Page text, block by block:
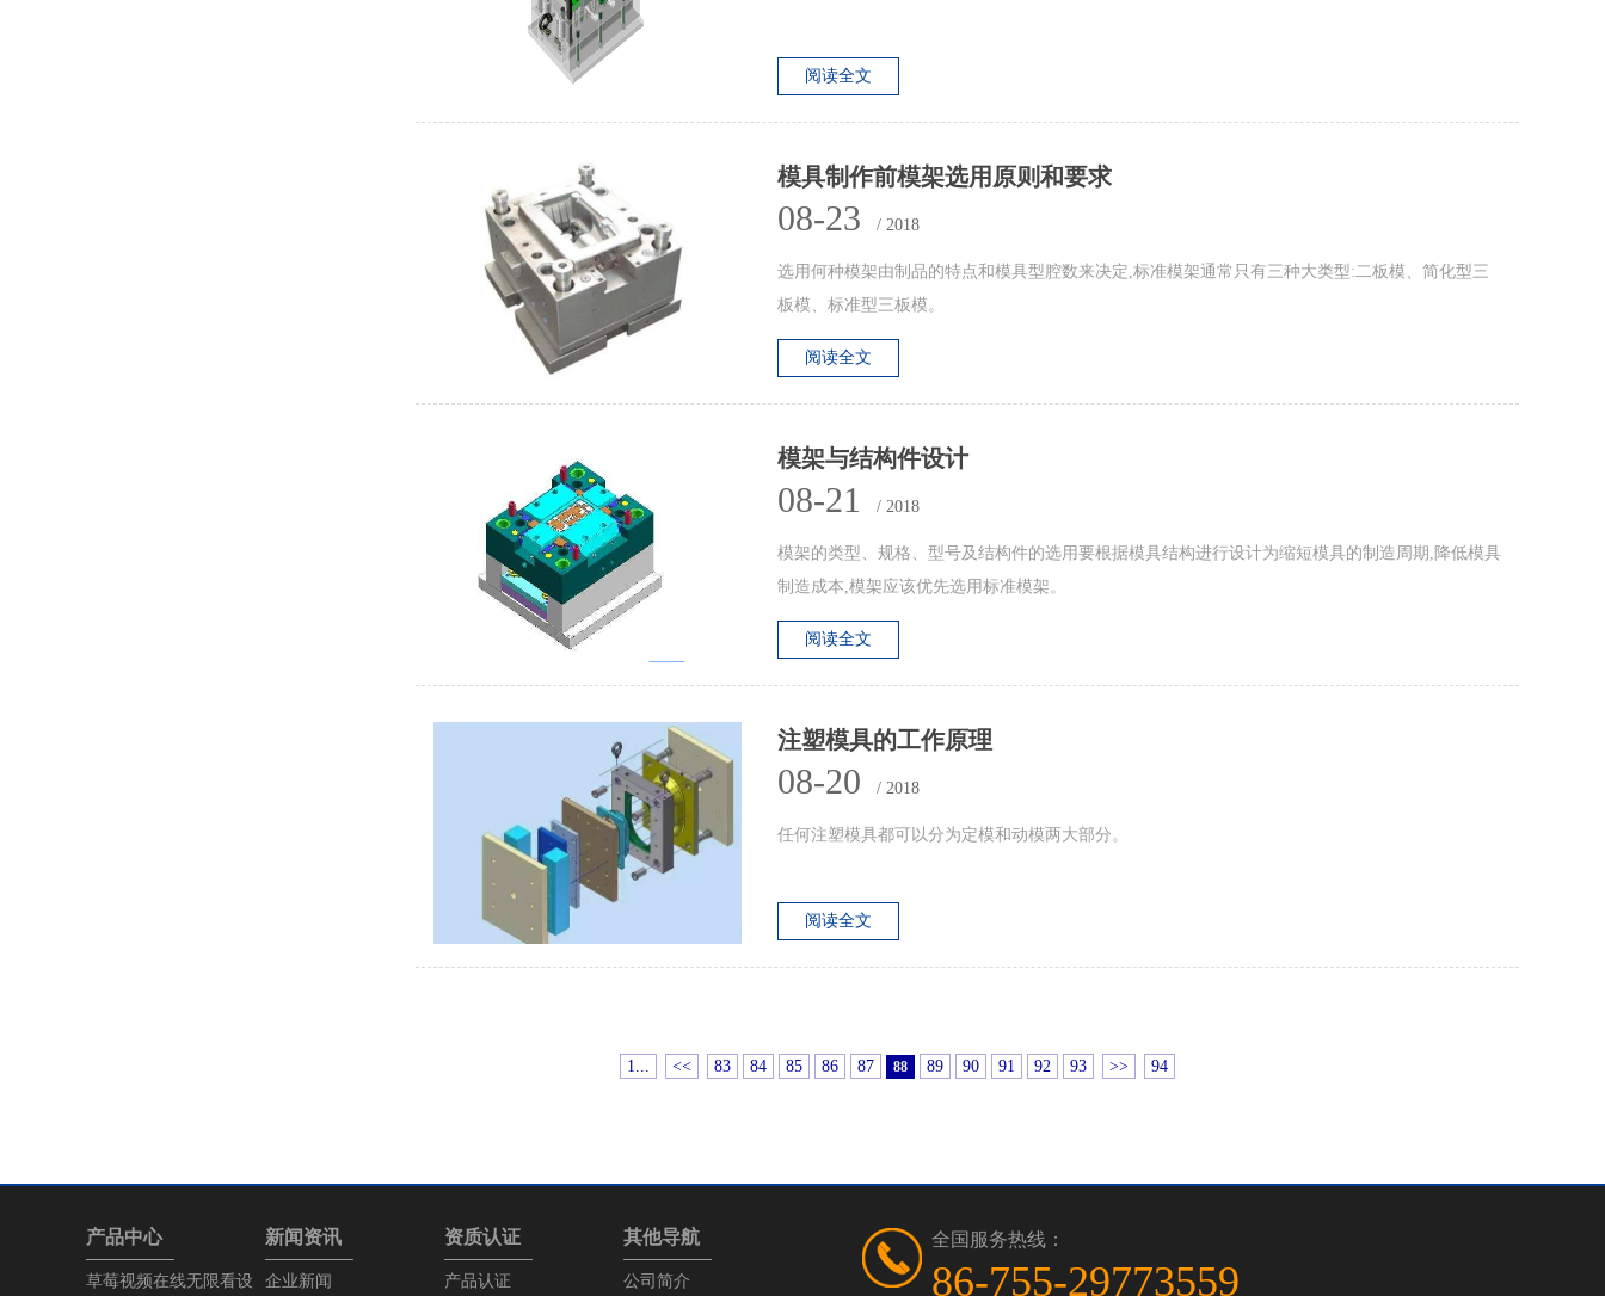
阅读全文
模具制作前模架选用原则和要求
08-23 / 2018
选用何种模架由制品的特点和模具型腔数来决定,标准模架通常只有三种大类型:二板模、简化型三
板模、标准型三板模。
阅读全文
模架与结构件设计
08-21 / 2018
模架的类型、规格、型号及结构件的选用要根据模具结构进行设计为缩短模具的制造周期,降低模具
制造成本,模架应该优先选用标准模架。
阅读全文
​注塑模具的工作原理
08-20 / 2018
任何注塑模具都可以分为定模和动模两大部分。
阅读全文
1... << 83 84 85 86 87 88 89 90 91 92 93 >> 94
产品中心
草莓视频在线无限看设
新闻资讯
企业新闻
资质认证
产品认证
其他导航
公司简介
全国服务热线：
86-755-29773559